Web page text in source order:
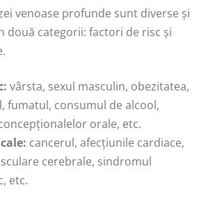
venoase profunde sunt diverse și
două categorii: factori de risc și
vârsta, sexul masculin, obezitatea,
fumatul, consumul de alcool,
orale, etc.
cancerul, afecțiunile cardiace,
cerebrale, sindromul
etc.